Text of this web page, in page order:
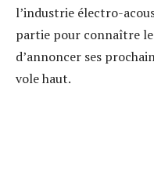
l’industrie électro-
partie pour connaître
d’annoncer ses
vole haut.